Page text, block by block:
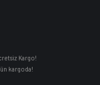
Kargo!
kargoda!